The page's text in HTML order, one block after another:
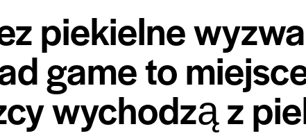
piekielne
game to
wychodzą z